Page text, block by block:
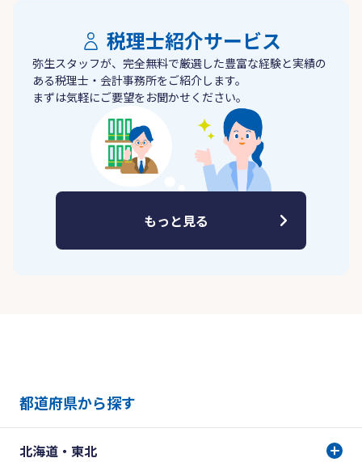
税理士紹介サービス
弥生スタッフが、完全無料で厳選した豊富な経験と実績の
ある税理士・会計事務所をご紹介します。
まずは気軽にご要望をお聞かせください。
もっと見る
都道府県から探す
北海道・東北